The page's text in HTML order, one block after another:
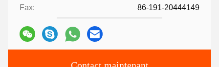
Fax: 86-191-20444149